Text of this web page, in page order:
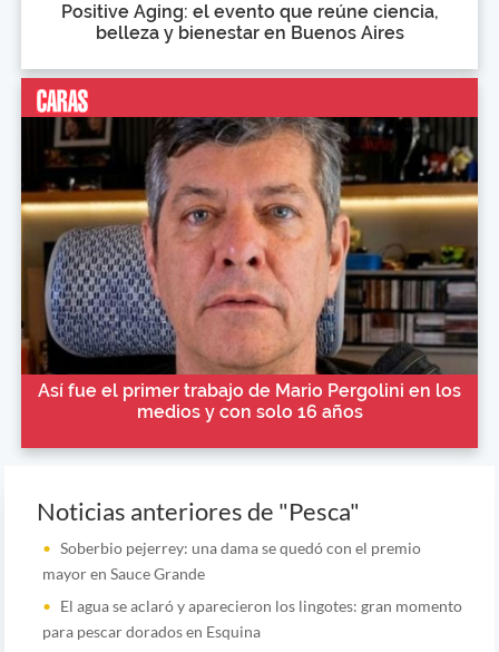
Positive Aging: el evento que reúne ciencia,
belleza y bienestar en Buenos Aires
Así fue el primer trabajo de Mario Pergolini en los
medios y con solo 16 años
Noticias anteriores de "Pesca"
Soberbio pejerrey: una dama se quedó con el premio
mayor en Sauce Grande
El agua se aclaró y aparecieron los lingotes: gran momento
para pescar dorados en Esquina